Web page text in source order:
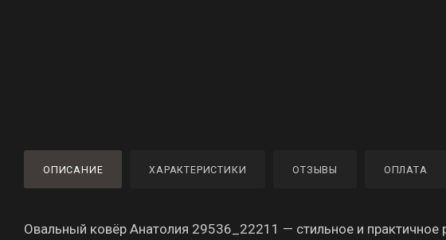
ОПИСАНИЕ ХАРАКТЕРИСТИКИ ОТЗЫВЫ ОПЛАТА
Овальный ковёр Анатолия 29536_22211 — стильное и практичное